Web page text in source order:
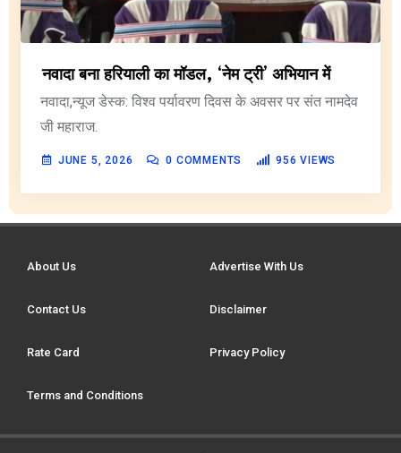
नवादा बना हरियाली का मॉडल, ‘नेम ट्री’ अभियान में
नवादा,न्यूज डेस्क: विश्व पर्यावरण दिवस के अवसर पर संत नामदेव
जी महाराज.
JUNE 5, 2026 0 COMMENTS 956 VIEWS
About Us Advertise With Us
Contact Us Disclaimer
Rate Card Privacy Policy
Terms and Conditions